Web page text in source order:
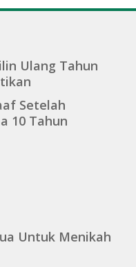
Ulang Tahun
Setelah
10 Tahun
Untuk Menikah